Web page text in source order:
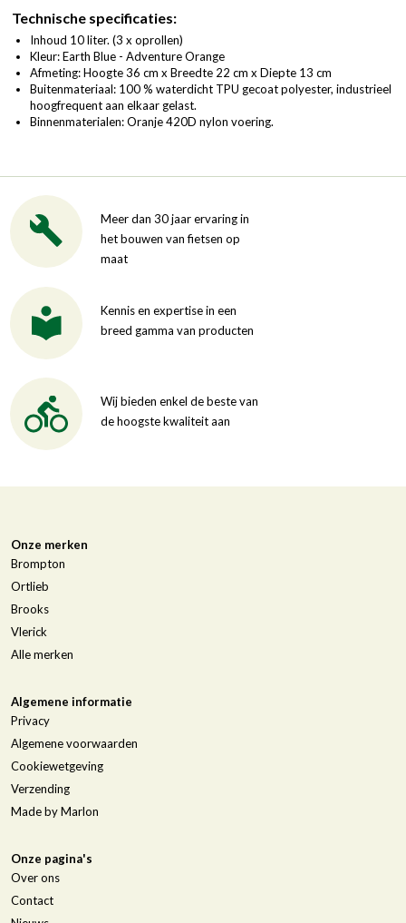
Technische specificaties:
Inhoud 10 liter. (3 x oprollen)
Kleur: Earth Blue - Adventure Orange
Afmeting: Hoogte 36 cm x Breedte 22 cm x Diepte 13 cm
Buitenmateriaal: 100 % waterdicht TPU gecoat polyester, industrieel
hoogfrequent aan elkaar gelast.
Binnenmaterialen: Oranje 420D nylon voering.
Meer dan 30 jaar ervaring in
het bouwen van fietsen op
maat
Kennis en expertise in een
breed gamma van producten
Wij bieden enkel de beste van
de hoogste kwaliteit aan
Onze merken
Brompton
Ortlieb
Brooks
Vlerick
Alle merken
Algemene informatie
Privacy
Algemene voorwaarden
Cookiewetgeving
Verzending
Made by Marlon
Onze pagina's
Over ons
Contact